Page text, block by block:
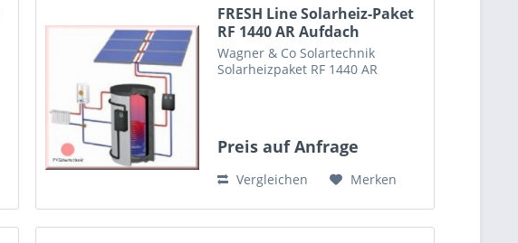
FRESH Line Solarheiz-Paket
RF 1440 AR Aufdach
Wagner & Co Solartechnik
Solarheizpaket RF 1440 AR
Preis auf Anfrage
Vergleichen Merken